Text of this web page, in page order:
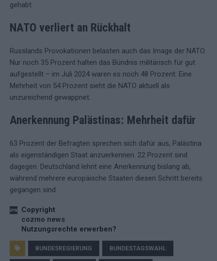
gehabt.
NATO verliert an Rückhalt
Russlands Provokationen belasten auch das Image der NATO.
Nur noch 35 Prozent halten das Bündnis militärisch für gut
aufgestellt – im Juli 2024 waren es noch 48 Prozent. Eine
Mehrheit von 54 Prozent sieht die NATO aktuell als
unzureichend gewappnet.
Anerkennung Palästinas: Mehrheit dafür
63 Prozent der Befragten sprechen sich dafür aus, Palästina
als eigenständigen Staat anzuerkennen. 22 Prozent sind
dagegen. Deutschland lehnt eine Anerkennung bislang ab,
während mehrere europäische Staaten diesen Schritt bereits
gegangen sind.
Copyright
cozmo news
Nutzungsrechte erwerben?
BUNDESREGIERUNG BUNDESTAGSWAHL